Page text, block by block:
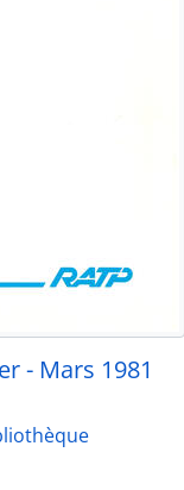
- Mars 1981